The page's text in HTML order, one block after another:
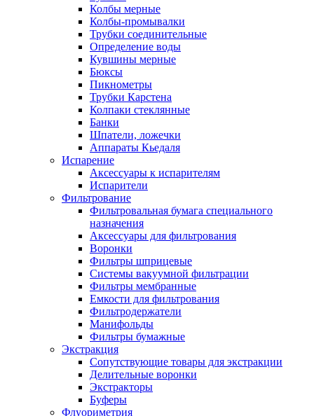
Колбы мерные
Колбы-промывалки
Трубки соединительные
Определение воды
Кувшины мерные
Бюксы
Пикнометры
Трубки Карстена
Колпаки стеклянные
Банки
Шпатели, ложечки
Аппараты Кьедаля
Испарение
Аксессуары к испарителям
Испарители
Фильтрование
Фильтровальная бумага специального
назначения
Аксессуары для фильтрования
Воронки
Фильтры шприцевые
Системы вакуумной фильтрации
Фильтры мембранные
Емкости для фильтрования
Фильтродержатели
Манифольды
Фильтры бумажные
Экстракция
Сопутствующие товары для экстракции
Делительные воронки
Экстракторы
Буферы
Флуориметрия